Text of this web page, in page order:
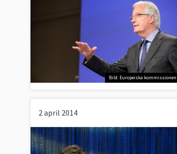
Bild: Europeiska kommissionen
2 april 2014